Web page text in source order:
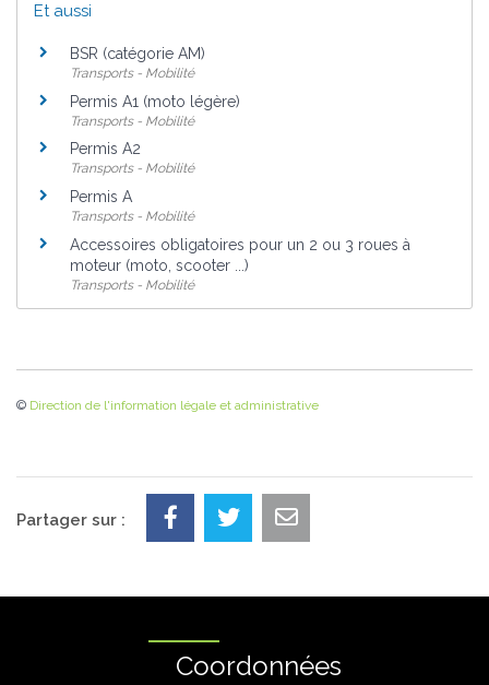
Et aussi
BSR (catégorie AM)
Transports - Mobilité
Permis A1 (moto légère)
Transports - Mobilité
Permis A2
Transports - Mobilité
Permis A
Transports - Mobilité
Accessoires obligatoires pour un 2 ou 3 roues à
moteur (moto, scooter ...)
Transports - Mobilité
© Direction de l'information légale et administrative
Partager sur :
Coordonnées